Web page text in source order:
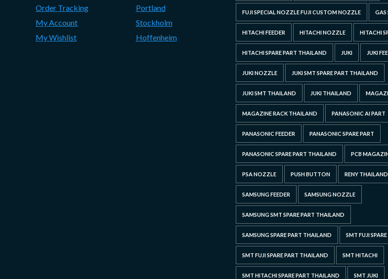
Order Tracking
My Account
My Wishlist
Portland
Stockholm
Hoffenheim
FUJI SPECIAL NOZZLE FUJI CUSTOM NOZZLE GAS
HITACHI FEEDER HITACHI NOZZLE HITACHI
HITACHI SPARE PART THAILAND JUKI JUKI
JUKI NOZZLE JUKI SMT SPARE PART THAILAND
JUKI SMT THAILAND JUKI THAILAND
MAGAZINE RACK THAILAND PANASONIC AI PART
PANASONIC FEEDER PANASONIC SPARE PART
PANASONIC SPARE PART THAILAND PCB
PSA NOZZLE PUSH BUTTON RENY THAILAND
SAMSUNG FEEDER SAMSUNG NOZZLE
SAMSUNG SMT SPARE PART THAILAND
SAMSUNG SPARE PART THAILAND SMT FUJI
SMT FUJI SPARE PART THAILAND SMT HITACHI
SMT HITACHI SPARE PART THAILAND SMT JUKI